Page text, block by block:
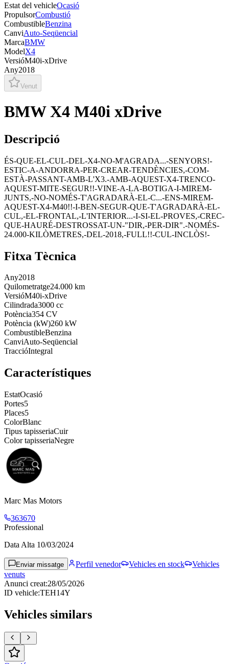
Estat del vehicleOcasió
PropulsorCombustió
CombustibleBenzina
CanviAuto-Seqüencial
MarcaBMW
ModelX4
VersióM40i-xDrive
Any2018
Venut
BMW X4 M40i xDrive
Descripció
ÉS-QUE-EL-CUL-DEL-X4-NO-M'AGRADA...-SENYORS!-
ESTIC-A-ANDORRA-PER-CREAR-TENDÈNCIES,-COM-
ESTÀ-PASSANT-AMB-L'X3.-AMB-AQUEST-X4-TRENCO-
AQUEST-MITE-SEGUR!!-VINE-A-LA-BOTIGA-I-MIREM-
JUNTS,-NO-NOMÉS-T'AGRADARÀ-EL-C...-ENS-MIREM-
AQUEST-X4-M40!!-I-BEN-SEGUR-QUE-T'AGRADARÀ-EL-
CUL,-EL-FRONTAL,-L'INTERIOR...-I-SI-EL-PROVES,-CREC-
QUE-HAURÉ-DESTROSSAT-UN-"DIR,-PER-DIR".-NOMÉS-
24.000-KILÒMETRES,-DEL-2018,-FULL!!-CUL-INCLÒS!-
Fitxa Tècnica
Any2018
Quilometratge24.000 km
VersióM40i-xDrive
Cilindrada3000 cc
Potència354 CV
Potència (kW)260 kW
CombustibleBenzina
CanviAuto-Seqüencial
TraccióIntegral
Característiques
EstatOcasió
Portes5
Places5
ColorBlanc
Tipus tapisseriaCuir
Color tapisseriaNegre
Marc Mas Motors
363670
Professional
Data Alta 10/03/2024
Enviar missatge Perfil venedor Vehicles en stock
Vehicles
venuts
Anunci creat:28/05/2026
ID vehicle:TEH14Y
Vehicles similars